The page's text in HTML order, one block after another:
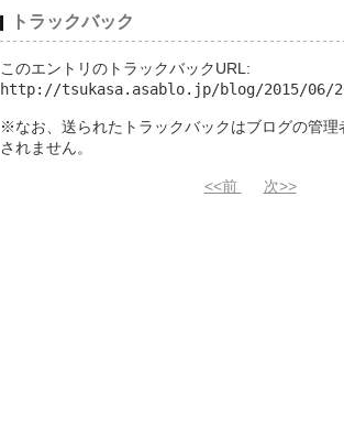
トラックバック
このエントリのトラックバックURL:
http://tsukasa.asablo.jp/blog/2015/06/
※なお、送られたトラックバックはブログの管理
されません。
<<前 次>>